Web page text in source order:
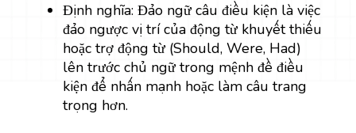
Định nghĩa: Đảo ngữ câu điều kiện là việc
đảo ngược vị trí của động từ khuyết thiếu
hoặc trợ động từ (Should, Were, Had)
lên trước chủ ngữ trong mệnh đề điều
kiện để nhấn mạnh hoặc làm câu trang
trọng hơn.